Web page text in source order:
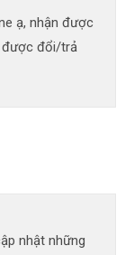
ạ, nhận được
được đổi/trả
nhật những